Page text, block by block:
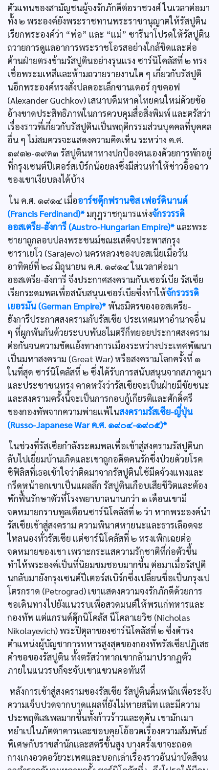
ตัวแทนของสามัญชนผู้จงรักภักดีต่อราชวงศ์ ในเวลาต่อมา
ทั้ง ๒ พระองค์ยังพระราชทานพระราชานุญาตให้รัสปูติน
เรียกพระองค์ว่า “พ่อ” และ “แม่” ซารีนาโปรดให้รัสปูติน
ถวายการดูแลอาการพระราชโอรสอย่างใกล้ชิดและต่อ
ต้านฝ่ายตรงข้ามรัสปูตินอย่างรุนแรง ซาร์นิโคลัสที่ ๒ ทรง
เชื่อพระมเหสีและห้ามถวายรายงานใด ๆ เกี่ยวกับรัสปูติ
นอีกพระองค์ทรงสั่งปลดอะเล็กซานเดอร์ กุชคอฟ
(Alexander Guchkov) เสนาบดีมหาดไทยคนใหม่ด้วยข้อ
อ้างขาดประสิทธิภาพในการควบคุมสื่อสิ่งพิมพ์ และตรัสว่า
เรื่องราวที่เกี่ยวกับรัสปูตินเป็นพฤติกรรมส่วนบุคคลที่บุคคล
อื่น ๆ ไม่สมควรจะแสดงความคิดเห็น ระหว่าง ค.ศ.
๑๙๑๒-๑๙ด๓ รัสปูตินหาทางปกป้องตนเองด้วยการพักอยู่
ที่กรุงเซนต์ปีเตอร์สเบิร์กน้อยลงซึ่งมีส่วนทำให้ข่าวอื้อฉาว
ของเขาเงียบลงได้บ้าง
ใน ค.ศ. ๑๙๑๔ เมื่ออาร์ชดุ๊กฟรานซิส เฟอร์ดินานด์
(Francis Ferdinand)* มกุฎราชกุมารแห่งจักรวรรดิ
ออสเตรีย-ฮังการี (Austro-Hungarian Empire)* และพระ
ชายาถูกลอบปลงพระชนม์ขณะเสด็จประพาสกรุง
ซาราเยโว (Sarajevo) นครหลวงของบอสเนียเมื่อวัน
อาทิตย์ที่ ๒๘ มิถุนายน ค.ศ. ๑๙๑๔ ในเวลาต่อมา
ออสเตรีย-ฮังการี จึงประกาศสงครามกับเซอร์เบีย รัสเซีย
เรียกระดมพลเพื่อสนับสนุนเซอร์เบียซึ่งทำให้จักรวรรดิ
เยอรมัน (German Empire)* พันธมิตรของออสเตรีย-
ฮังการีประกาศสงครามกับรัสเซีย ประเทศมหาอำนาจอื่น
ๆ ที่ผูกพันกันด้วยระบบพันธไมตรีก็ทยอยประกาศสงคราม
ต่อกันจนความขัดแย้งทางการเมืองระหว่างประเทศพัฒนา
เป็นมหาสงคราม (Great War) หรือสงครามโลกครั้งที่ ๑
ในที่สุด ซาร์นิโคลัสที่ ๒ ซึ่งได้รับการสนับสนุนจากสภาดูมา
และประชาชนทรง คาดหวังว่ารัสเซียจะเป็นฝ่ายมีชัยชนะ
และสงครามครั้งนี้จะเป็นการกอบกู้เกียรติและศักดิ์ศรี
ของกองทัพจากความพ่ายแพ้ในสงครามรัสเซีย-ญี่ปุ่น
(Russo-Japanese War ค.ศ. ๑๙๐๔-๑๙๐๕)*
ในช่วงที่รัสเซียกำลังระดมพลเพื่อเข้าสู่สงครามรัสปูตินก
ลับไปเยี่ยมบ้านเกิดและเขาถูกอดีตคนรักซึ่งป่วยด้วยโรค
ซิฟิลิสที่เธอเข้าใจว่าติดมาจากรัสปูตินใช้มีดจ้วงแทงและ
กรีดหน้าอกเขาเป็นแผลลึก รัสปูตินเกือบเสียชีวิตและต้อง
พักฟื้นรักษาตัวที่โรงพยาบาลนานกว่า ๑ เดือนเขามี
จดหมายกราบทูลเตือนซาร์นิโคลัสที่ ๒ ว่า หากพระองค์นำ
รัสเซียเข้าสู่สงคราม ความพินาศหายนะและธารเลือดจะ
ไหลนองทั่วรัสเซีย แต่ซาร์นิโคลัสที่ ๒ ทรงเพิกเฉยต่อ
จดหมายของเขา เพราะกระแสความรักชาติที่ก่อตัวขึ้น
ทำให้พระองค์เป็นที่นิยมชมชอบมากขึ้น ต่อมาเมื่อรัสปูติ
นกลับมายังกรุงเซนต์ปีเตอร์สเบิร์กซึ่งเปลี่ยนชื่อเป็นกรุงเป
โตรกราด (Petrograd) เขาแสดงความจงรักภักดีด้วยการ
ขอเดินทางไปยังแนวรบเพื่อสวดมนต์ให้พรแก่ทหารและ
กองทัพ แต่แกรนด์ดุ๊กนิโคลัส นีโคลาเยวิช (Nicholas
Nikolayevich) พระปิตุลาของซาร์นิโคลัสที่ ๒ ซึ่งดำรง
ตำแหน่งผู้บัญชาการทหารสูงสุดของกองทัพรัสเซียปฏิเสธ
คำขอของรัสปูติน ทั้งตรัสว่าหากเขากล้ามาปรากฏตัว
ภายในแนวรบก็จะจับเขาแขวนคอทันที
หลังการเข้าสู่สงครามของรัสเซีย รัสปูตินดื่มหนักเพื่อระงับ
ความเจ็บปวดจากบาดแผลที่ยังไม่หายสนิท และมีความ
ประพฤติเสเพลมากขึ้นทั้งก้าวร้าวและดุดัน เขามักเมา
หยำเปในภัตตาคารและชอบคุยโอ้อวดเรื่องความสัมพันธ์
พิเศษกับราชสำนักและสตรีชั้นสูง บางครั้งเขาจะถอด
กางเกงอวดอวัยวะเพศและบอกเล่าเรื่องราวอันน่าบัดสีจน